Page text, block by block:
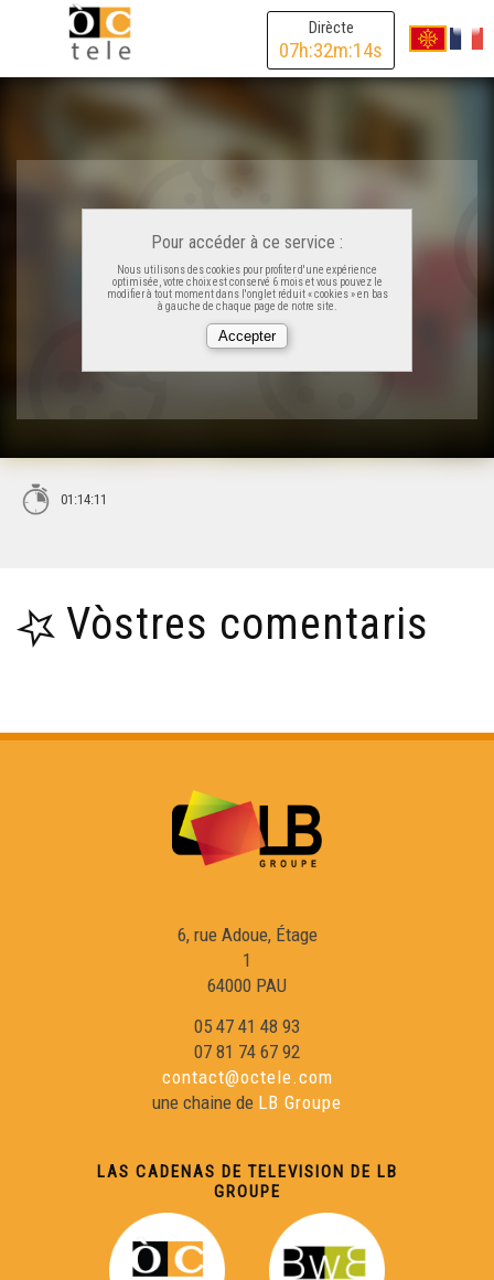
Dirècte
07h:32m:14s
Pour accéder à ce service :
Nous utilisons des cookies pour profiter d'une expérience
optimisée, votre choix est conservé 6 mois et vous pouvez le
modifier à tout moment dans l'onglet réduit « cookies » en bas
à gauche de chaque page de notre site.
01:14:11
Vòstres comentaris
6, rue Adoue, Étage
1
64000 PAU
05 47 41 48 93
07 81 74 67 92
contact@octele.com
une chaine de LB Groupe
LAS CADENAS DE TELEVISION DE LB
GROUPE